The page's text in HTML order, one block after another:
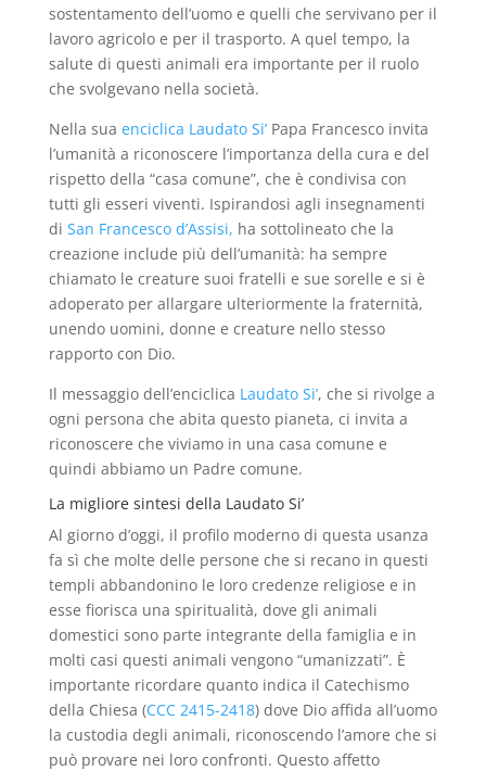
sostentamento dell’uomo e quelli che servivano per il
lavoro agricolo e per il trasporto. A quel tempo, la
salute di questi animali era importante per il ruolo
che svolgevano nella società.
Nella sua enciclica Laudato Si’Papa Francesco invita
l’umanità a riconoscere l’importanza della cura e del
rispetto della “casa comune”, che è condivisa con
tutti gli esseri viventi. Ispirandosi agli insegnamenti
di San Francesco d’Assisi, ha sottolineato che la
creazione include più dell’umanità: ha sempre
chiamato le creature suoi fratelli e sue sorelle e si è
adoperato per allargare ulteriormente la fraternità,
unendo uomini, donne e creature nello stesso
rapporto con Dio.
Il messaggio dell’enciclica Laudato Si’, che si rivolge a
ogni persona che abita questo pianeta, ci invita a
riconoscere che viviamo in una casa comune e
quindi abbiamo un Padre comune.
La migliore sintesi della Laudato Si’
Al giorno d’oggi, il profilo moderno di questa usanza
fa sì che molte delle persone che si recano in questi
templi abbandonino le loro credenze religiose e in
esse fiorisca una spiritualità, dove gli animali
domestici sono parte integrante della famiglia e in
molti casi questi animali vengono “umanizzati”. È
importante ricordare quanto indica il Catechismo
della Chiesa (CCC 2415-2418) dove Dio affida all’uomo
la custodia degli animali, riconoscendo l’amore che si
può provare nei loro confronti. Questo affetto